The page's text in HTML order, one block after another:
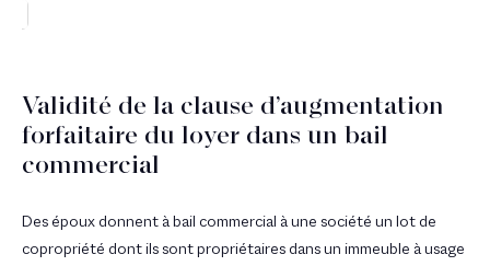
Validité de la clause d’augmentation
forfaitaire du loyer dans un bail
commercial
Des époux donnent à bail commercial à une société un lot de
copropriété dont ils sont propriétaires dans un immeuble à usage